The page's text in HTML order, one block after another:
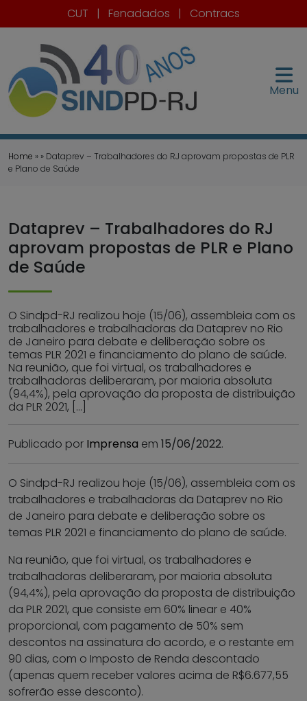
CUT | Fenadados | Contracs
Menu
Home » » Dataprev – Trabalhadores do RJ aprovam propostas de PLR
e Plano de Saúde
Dataprev – Trabalhadores do RJ
aprovam propostas de PLR e Plano
de Saúde
O Sindpd-RJ realizou hoje (15/06), assembleia com os
trabalhadores e trabalhadoras da Dataprev no Rio
de Janeiro para debate e deliberação sobre os
temas PLR 2021 e financiamento do plano de saúde.
Na reunião, que foi virtual, os trabalhadores e
trabalhadoras deliberaram, por maioria absoluta
(94,4%), pela aprovação da proposta de distribuição
da PLR 2021, […]
Publicado por Imprensa em 15/06/2022.
O Sindpd-RJ realizou hoje (15/06), assembleia com os
trabalhadores e trabalhadoras da Dataprev no Rio
de Janeiro para debate e deliberação sobre os
temas PLR 2021 e financiamento do plano de saúde.
Na reunião, que foi virtual, os trabalhadores e
trabalhadoras deliberaram, por maioria absoluta
(94,4%), pela aprovação da proposta de distribuição
da PLR 2021, que consiste em 60% linear e 40%
proporcional, com pagamento de 50% sem
descontos na assinatura do acordo, e o restante em
90 dias, com o Imposto de Renda descontado
(apenas quem receber valores acima de R$6.677,55
sofrerão esse desconto).